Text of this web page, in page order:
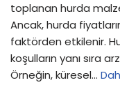
toplanan hurda
Ancak, hurda
faktörden etkilenir.
koşulların yanı sıra
Örneğin, küresel…